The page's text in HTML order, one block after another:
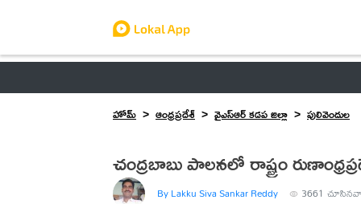
హోమ్
ఆంధ్రప్రదేశ్ వైఎస్ఆర్ కడప జిల్లా పులివెందుల
చంద్రబాబు పాలనలో రాష్ట్రం
By Lakku Siva Sankar Reddy 3661